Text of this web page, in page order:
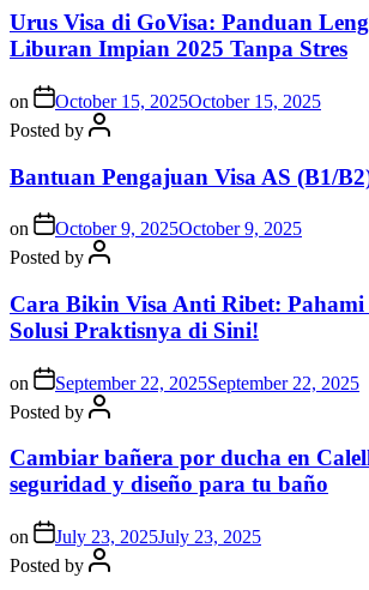
Urus Visa di GoVisa: Panduan
Liburan Impian 2025 Tanpa Stres
on October 15, 2025October 15, 2025
Posted by
Bantuan Pengajuan Visa AS (B1/
on October 9, 2025October 9, 2025
Posted by
Cara Bikin Visa Anti Ribet:
Solusi Praktisnya di Sini!
on September 22, 2025September 22, 2025
Posted by
Cambiar bañera por ducha en
seguridad y diseño para tu baño
on July 23, 2025July 23, 2025
Posted by